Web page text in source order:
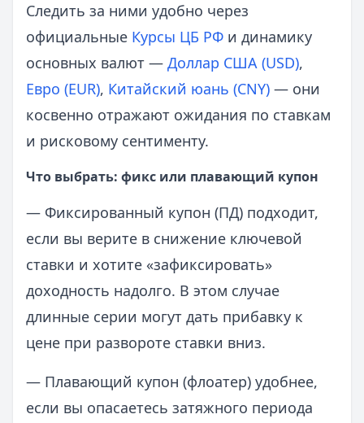
Следить за ними удобно через
официальные Курсы ЦБ РФ и динамику
основных валют — Доллар США (USD),
Евро (EUR), Китайский юань (CNY) — они
косвенно отражают ожидания по ставкам
и рисковому сентименту.
Что выбрать: фикс или плавающий купон
— Фиксированный купон (ПД) подходит,
если вы верите в снижение ключевой
ставки и хотите «зафиксировать»
доходность надолго. В этом случае
длинные серии могут дать прибавку к
цене при развороте ставки вниз.
— Плавающий купон (флоатер) удобнее,
если вы опасаетесь затяжного периода